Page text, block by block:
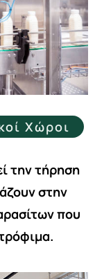
Χώροι
την τήρηση
στην
που